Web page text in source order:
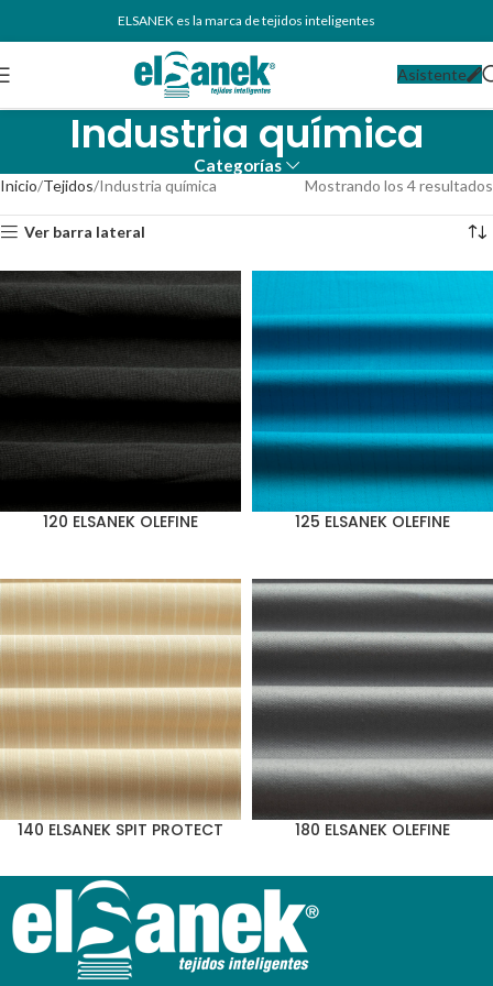
ELSANEK es la marca de tejidos inteligentes
Asistente
Industria química
Categorías
Inicio Tejidos Industria química Mostrando los 4 resultados
Ver barra lateral
120 ELSANEK OLEFINE 125 ELSANEK OLEFINE
140 ELSANEK SPIT PROTECT 180 ELSANEK OLEFINE